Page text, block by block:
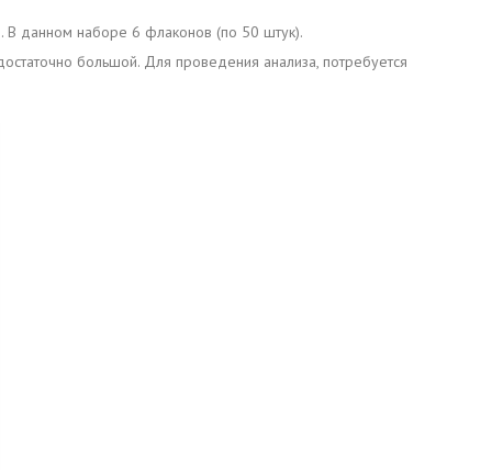
В данном наборе 6 флаконов (по 50 штук).
большой. Для проведения анализа, потребуется